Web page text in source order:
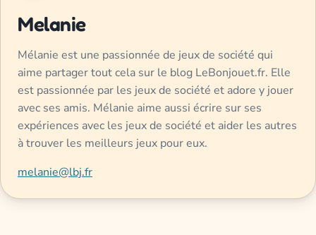
Melanie
Mélanie est une passionnée de jeux de société qui
aime partager tout cela sur le blog LeBonjouet.fr. Elle
est passionnée par les jeux de société et adore y jouer
avec ses amis. Mélanie aime aussi écrire sur ses
expériences avec les jeux de société et aider les autres
à trouver les meilleurs jeux pour eux.
melanie@lbj.fr